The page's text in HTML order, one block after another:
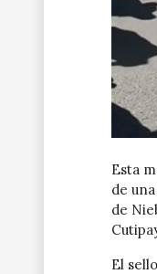
Esta
de
de
El